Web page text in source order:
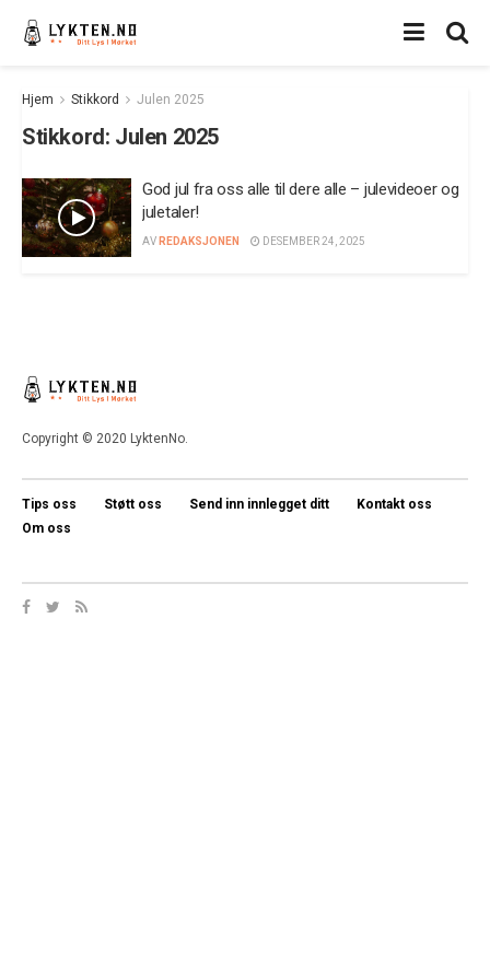
Hjem Stikkord Julen 2025
Stikkord: Julen 2025
God jul fra oss alle til dere alle – julevideoer og
juletaler!
AV REDAKSJONEN DESEMBER 24, 2025
Copyright © 2020 LyktenNo.
Tips oss Støtt oss Send inn innlegget ditt
Kontakt oss
Om oss